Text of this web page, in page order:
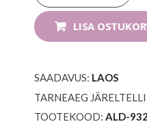
LISA
SAADAVUS: LAOS
TARNEAEG
TOOTEKOOD ALD-